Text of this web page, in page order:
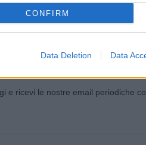
CONFIRM
Data Deletion Data
e ricevi le nostre email periodiche